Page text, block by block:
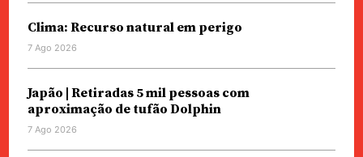
Clima: Recurso natural em perigo
7 Ago 2026
Japão | Retiradas 5 mil pessoas com
aproximação de tufão Dolphin
7 Ago 2026